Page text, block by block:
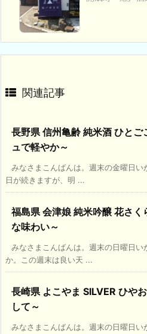
関連記事
長野県 信州亀齢 純米酒 ひと
ュで軽やか～
みなさまこんばんは。週末の金曜日
日が続きますが、明 ...
福島県 会津娘 純米吟醸 花さく
な味わい～
みなさまこんばんは。週末の日曜日い
か。この週末は良い天 ...
長崎県 よこやま SILVER ひや
して～
みなさまこんばんは。週末の日曜日い